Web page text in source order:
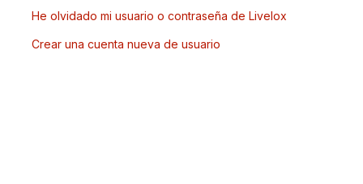
He olvidado mi usuario o contraseña de Livelox
Crear una cuenta nueva de usuario